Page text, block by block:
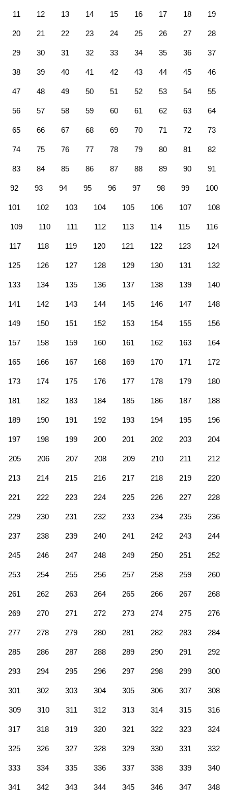
11 12 13 14 15 16 17 18 19
20 21 22 23 24 25 26 27 28
29 30 31 32 33 34 35 36 37
38 39 40 41 42 43 44 45 46
47 48 49 50 51 52 53 54 55
56 57 58 59 60 61 62 63 64
65 66 67 68 69 70 71 72 73
74 75 76 77 78 79 80 81 82
83 84 85 86 87 88 89 90 91
92 93 94 95 96 97 98 99 100
101 102 103 104 105 106 107 108
109 110 111 112 113 114 115 116
117 118 119 120 121 122 123 124
125 126 127 128 129 130 131 132
133 134 135 136 137 138 139 140
141 142 143 144 145 146 147 148
149 150 151 152 153 154 155 156
157 158 159 160 161 162 163 164
165 166 167 168 169 170 171 172
173 174 175 176 177 178 179 180
181 182 183 184 185 186 187 188
189 190 191 192 193 194 195 196
197 198 199 200 201 202 203 204
205 206 207 208 209 210 211 212
213 214 215 216 217 218 219 220
221 222 223 224 225 226 227 228
229 230 231 232 233 234 235 236
237 238 239 240 241 242 243 244
245 246 247 248 249 250 251 252
253 254 255 256 257 258 259 260
261 262 263 264 265 266 267 268
269 270 271 272 273 274 275 276
277 278 279 280 281 282 283 284
285 286 287 288 289 290 291 292
293 294 295 296 297 298 299 300
301 302 303 304 305 306 307 308
309 310 311 312 313 314 315 316
317 318 319 320 321 322 323 324
325 326 327 328 329 330 331 332
333 334 335 336 337 338 339 340
341 342 343 344 345 346 347 348